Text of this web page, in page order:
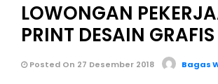
LOWONGAN
PRINT DESAIN GRAFIS
Posted On 27 Desember 2018 Bagas